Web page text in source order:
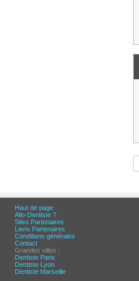
Haut de page
Allo-Dentiste ?
Sites Partenaires
Liens Partenaires
Conditions générales
Contact
Grandes villes :
Dentiste Paris
Dentiste Lyon
Dentiste Marseille